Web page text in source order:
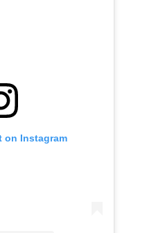
on Instagram